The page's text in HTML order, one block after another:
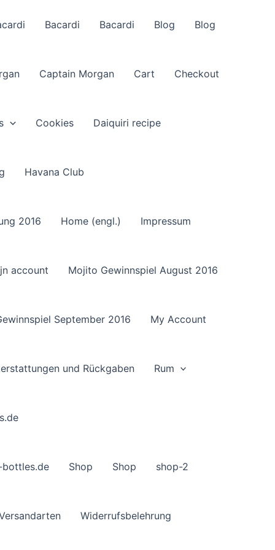
Bacardi Bacardi Blog Blog
Captain Morgan Cart Checkout
Cookies Daiquiri recipe
Havana Club
2016 Home (engl.) Impressum
account Mojito Gewinnspiel August 2016
September 2016 My Account
und Rückgaben Rum
bottles.de Shop Shop shop-2
Widerrufsbelehrung